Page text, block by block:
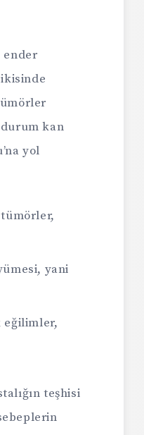
ender
kan
yol
yani
eğilimler,
teşhisi